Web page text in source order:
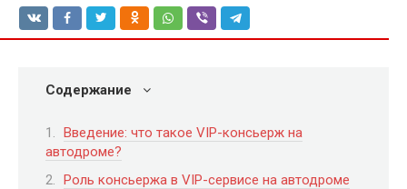
Содержание
Введение: что такое VIP-консьерж на
автодроме?
Роль консьержа в VIP-сервисе на автодроме